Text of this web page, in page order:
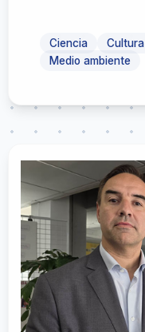
Ciencia
Cultura
Medio ambiente